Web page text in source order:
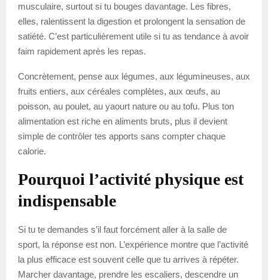
musculaire, surtout si tu bouges davantage. Les fibres,
elles, ralentissent la digestion et prolongent la sensation de
satiété. C’est particulièrement utile si tu as tendance à avoir
faim rapidement après les repas.
Concrètement, pense aux légumes, aux légumineuses, aux
fruits entiers, aux céréales complètes, aux œufs, au
poisson, au poulet, au yaourt nature ou au tofu. Plus ton
alimentation est riche en aliments bruts, plus il devient
simple de contrôler tes apports sans compter chaque
calorie.
Pourquoi l’activité physique est
indispensable
Si tu te demandes s’il faut forcément aller à la salle de
sport, la réponse est non. L’expérience montre que l’activité
la plus efficace est souvent celle que tu arrives à répéter.
Marcher davantage, prendre les escaliers, descendre un